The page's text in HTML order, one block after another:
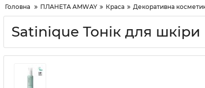
Головна ПЛАНЕТА AMWAY Краса Декоративна
Satinique Тонік для